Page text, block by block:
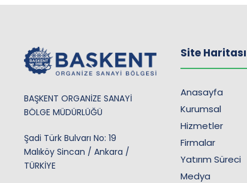
BAŞKENT ORGANİZE SANAYİ
BÖLGE MÜDÜRLÜĞÜ
Şadi Türk Bulvarı No: 19
Malıköy Sincan / Ankara /
TÜRKİYE
Site Haritası
Anasayfa
Kurumsal
Hizmetler
Firmalar
Yatırım Süreci
Medya